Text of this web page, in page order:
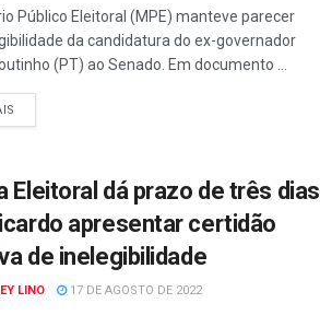
Público Eleitoral (MPE) manteve parecer
da candidatura do ex-governador
(PT) ao Senado. Em documento ...
Eleitoral dá prazo de três dias
apresentar certidão
de inelegibilidade
LINO 17 DE AGOSTO DE 2022